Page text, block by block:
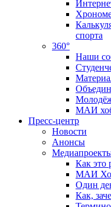
спорта
360°
Наши
МАИ
Пресс-центр
Новости
Анонсы
Как это
МАИ
Один
Как,